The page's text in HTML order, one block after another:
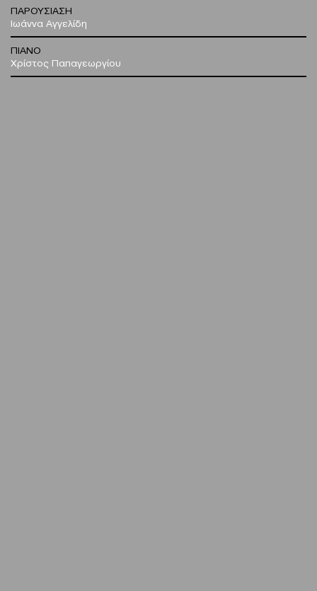
ΠΑΡΟΥΣΙΑΣΗ
Ιωάννα Αγγελίδη
ΠΙΑΝΟ
Χρίστος Παπαγεωργίου